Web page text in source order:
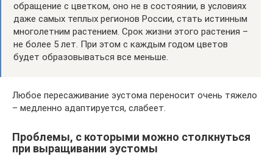
обращение с цветком, оно не в состоянии, в условиях
даже самых теплых регионов России, стать истинным
многолетним растением. Срок жизни этого растения –
не более 5 лет. При этом с каждым годом цветов
будет образовываться все меньше.
Любое пересаживание эустома переносит очень тяжело
– медленно адаптируется, слабеет.
Проблемы, с которыми можно столкнуться
при выращивании эустомы